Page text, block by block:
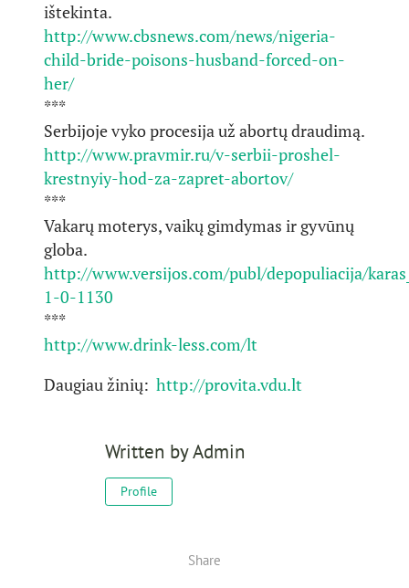
ištekinta.
http://www.cbsnews.com/news/nigeria-
child-bride-poisons-husband-forced-on-
her/
***
Serbijoje vyko procesija už abortų draudimą.
http://www.pravmir.ru/v-serbii-proshel-
krestnyiy-hod-za-zapret-abortov/
***
Vakarų moterys, vaikų gimdymas ir gyvūnų
globa.
http://www.versijos.com/publ/depopuliacija/
1-0-1130
***
http://www.drink-less.com/lt
Daugiau žinių: http://provita.vdu.lt
Written byAdmin
Profile
Share